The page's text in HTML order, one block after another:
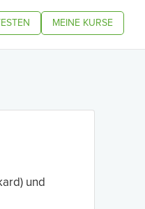
MEINE KURSE
und